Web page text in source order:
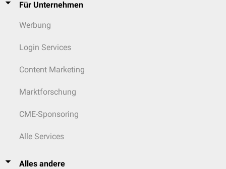
Für Unternehmen
Werbung
Login Services
Content Marketing
Marktforschung
CME-Sponsoring
Alle Services
Alles andere